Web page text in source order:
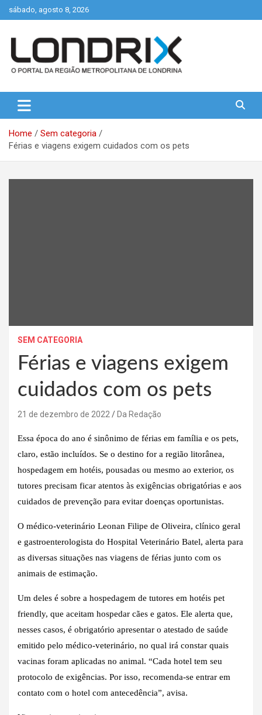
Skip
to
sábado, agosto 8, 2026
Londrix
Home
Sem categoria
Férias e viagens exigem cuidados com os pets
SEM CATEGORIA
Férias e viagens exigem
cuidados com os pets
21 de dezembro de 2022 Da Redação
Essa época do ano é sinônimo de férias em família e os pets,
claro, estão incluídos. Se o destino for a região litorânea,
hospedagem em hotéis, pousadas ou mesmo ao exterior, os
tutores precisam ficar atentos às exigências obrigatórias e aos
cuidados de prevenção para evitar doenças oportunistas.
O médico-veterinário Leonan Filipe de Oliveira, clínico geral
e gastroenterologista do Hospital Veterinário Batel, alerta para
as diversas situações nas viagens de férias junto com os
animais de estimação.
Um deles é sobre a hospedagem de tutores em hotéis pet
friendly, que aceitam hospedar cães e gatos. Ele alerta que,
nesses casos, é obrigatório apresentar o atestado de saúde
emitido pelo médico-veterinário, no qual irá constar quais
vacinas foram aplicadas no animal. “Cada hotel tem seu
protocolo de exigências. Por isso, recomenda-se entrar em
contato com o hotel com antecedência”, avisa.